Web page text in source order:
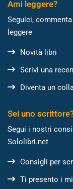
Ami leggere?
Seguici,
leggere
Novità libri
Scrivi una
Diventa un
Sei uno
Segui i nostri
Sololibri.net
Consigli per
Ti presento i